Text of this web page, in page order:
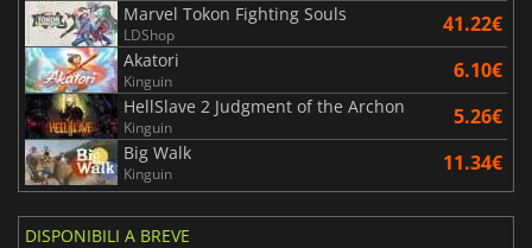
Marvel Tokon Fighting Souls
LDShop 41.22€
Akatori
Kinguin 6.10€
HellSlave 2 Judgment of the Archon
Kinguin 5.26€
Big Walk
Kinguin 11.34€
DISPONIBILI A BREVE